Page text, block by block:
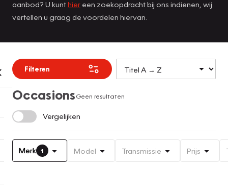
aanbod? U kunthier een zoekopdracht bij ons indienen, wij
vertellen u graag de voordelen hiervan.
Filteren
OccasionsGeen resultaten
Vergelijken
Merk 1 Model Transmissie Prijs